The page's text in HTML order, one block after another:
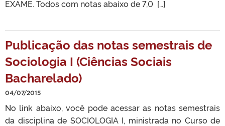
EXAME. Todos com notas abaixo de 7,0 […]
Publicação das notas semestrais de
Sociologia I (Ciências Sociais
Bacharelado)
04/07/2015
No link abaixo, você pode acessar as notas semestrais
da disciplina de SOCIOLOGIA I, ministrada no Curso de